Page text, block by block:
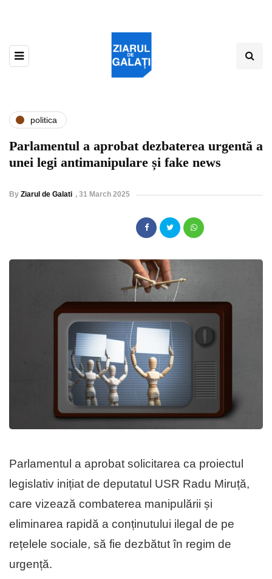
politica
Parlamentul a aprobat dezbaterea urgentă a
unei legi antimanipulare și fake news
By Ziarul de Galati , 31 March 2025
Parlamentul a aprobat solicitarea ca proiectul
legislativ inițiat de deputatul USR Radu Miruță,
care vizează combaterea manipulării și
eliminarea rapidă a conținutului ilegal de pe
rețelele sociale, să fie dezbătut în regim de
urgență.